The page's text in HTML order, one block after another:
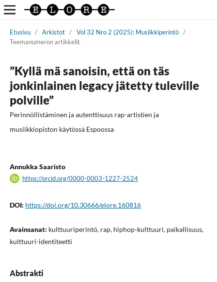
Etusivu / Arkistot / Vol 32 Nro 2 (2025): Musiikkiperintö /
Teemanumeron artikkelit
”Kyllä mä sanoisin, että on täs
jonkinlainen legacy jätetty tuleville
polville”
Perinnöllistäminen ja autenttisuus rap-artistien ja
musiikkiopiston käytössä Espoossa
Annukka Saaristo
https://orcid.org/0000-0003-1227-2524
DOI: https://doi.org/10.30666/elore.160816
Avainsanat: kulttuuriperintö, rap, hiphop-kulttuuri, paikallisuus,
kulttuuri-identiteetti
Abstrakti